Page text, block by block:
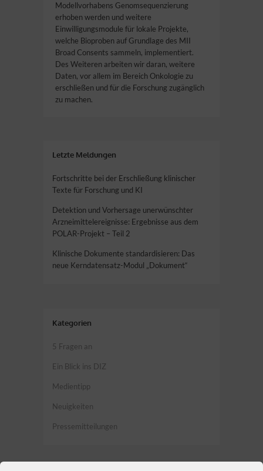
Modellvorhabens Genomsequenzierung
erhoben werden und weitere
Einwilligungsmodule für lokale Projekte,
welche Bioproben auf Grundlage des MII
Broad Consents sammeln, implementiert.
Des Weiteren arbeiten wir daran, weitere
Daten, vor allem im Bereich Onkologie zu
erschließen und für die Forschung zugänglich
zu machen.
Letzte Meldungen
Fortschritte bei der Erschließung klinischer
Texte für Forschung und KI
Detektion und Vorhersage unerwünschter
Arzneimittelereignisse: Ergebnisse aus dem
POLAR-Projekt – Teil 2
Klinische Dokumente standardisieren: Das
neue Kerndatensatz-Modul „Dokument“
Kategorien
5 Fragen an
Ein Blick ins DIZ
Medientipp
Neuigkeiten
Pressemitteilungen